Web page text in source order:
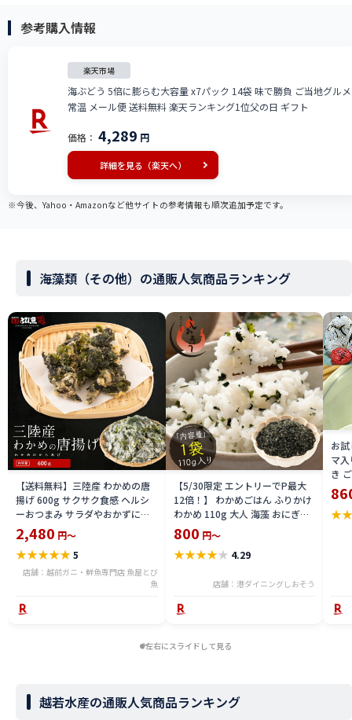
参考購入情報
楽天市場
海ぶどう 5倍に膨らむ大容量 x7パック 14袋 味で勝負 ご当地グルメ
常温 メール便 送料無料 楽天ランキング1位父の日 ギフト
価格： 4,289 円
詳細を見る（楽天へ）
※今後、Yahoo・Amazonなど他サイトの参考情報も順次追加予定です。
海藻類（その他）の通販人気商品ランキング
【送料無料】三陸産 わかめの唐
揚げ 600g サクサク食感 ヘルシ
ーおつまみ サラダやおかずに最
適 海藻スナック 冷凍
kwaka2506
2,480 円～
★★★★★5
店舗：越前ガニ・鮮魚専門店 魚屋とび
魚
【5/30限定 エントリーでP最大
12倍！】 わかめごはん ふりかけ
わかめ 110g 大人 海藻 おにぎり
ふりかけ ダイエット ご飯のお供
ワカメ ごはんのおとも 美味しい
お弁当 スープ 健康 ［送料無料］
ント 父の日
800 円～
★★★★★ 4.29
店舗：港ダイニングしおそう
お
マ
き
き
き
きご
★
左右にスライドして見る
越若水産の通販人気商品ランキング